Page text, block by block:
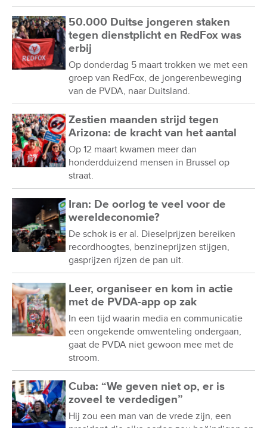
50.000 Duitse jongeren staken
tegen dienstplicht en RedFox was
erbij
Op donderdag 5 maart trokken we met een
groep van RedFox, de jongerenbeweging
van de PVDA, naar Duitsland.
Zestien maanden strijd tegen
Arizona: de kracht van het aantal
Op 12 maart kwamen meer dan
honderdduizend mensen in Brussel op
straat.
Iran: De oorlog te veel voor de
wereldeconomie?
De schok is er al. Dieselprijzen bereiken
recordhoogtes, benzineprijzen stijgen,
gasprijzen rijzen de pan uit.
Leer, organiseer en kom in actie
met de PVDA-app op zak
In een tijd waarin media en communicatie
een ongekende omwenteling ondergaan,
gaat de PVDA niet gewoon mee met de
stroom.
Cuba: “We geven niet op, er is
zoveel te verdedigen”
Hij zou een man van de vrede zijn, een